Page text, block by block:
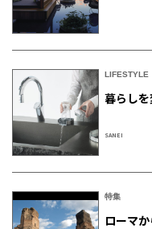
LIFESTYLE
暮らし
SANEI
特集
ローマ